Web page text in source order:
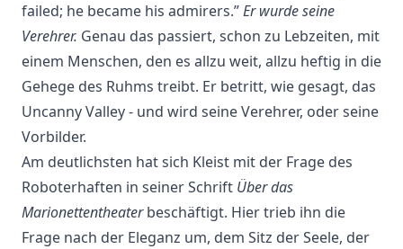
failed; he became his admirers.”Er wurde seine
Verehrer. Genau das passiert, schon zu Lebzeiten, mit
einem Menschen, den es allzu weit, allzu heftig in die
Gehege des Ruhms treibt. Er betritt, wie gesagt, das
Uncanny Valley - und wird seine Verehrer, oder seine
Vorbilder.
Am deutlichsten hat sich Kleist mit der Frage des
Roboterhaften in seiner Schrift Über das
Marionettentheaterbeschäftigt. Hier trieb ihn die
Frage nach der Eleganz um, dem Sitz der Seele, der